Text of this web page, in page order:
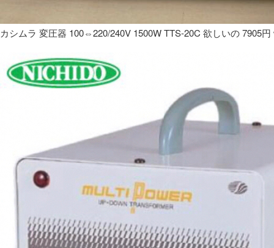
カシムラ 変圧器 100⇔220/240V 1500W TTS-20C 欲しいの 7905円